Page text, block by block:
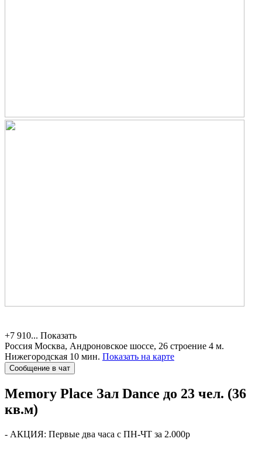
+7 910... Показать
Россия Москва, Андроновское шоссе, 26 строение 4 м.
Нижегородская 10 мин. Показать на карте
Сообщение в чат
Memory Place Зал Dance до 23 чел. (36
кв.м)
- АКЦИЯ: Первые два часа с ПН-ЧТ за 2.000р